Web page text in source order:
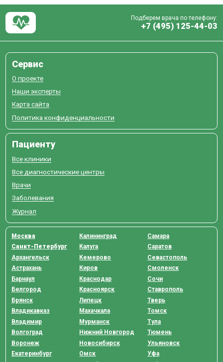
Подберем врача по телефону:
+7 (495) 125-44-03
Сервис
О проекте
Наши эксперты
Карта сайта
Политика конфиденциальности
Пациенту
Все клиники
Все диагностические центры
Врачи
Заболевания
Журнал
Москва
Санкт-Петербург
Архангельск
Астрахань
Барнаул
Белгород
Брянск
Владикавказ
Владимир
Волгоград
Воронеж
Екатеринбург
Калининград
Калуга
Кемерово
Киров
Краснодар
Красноярск
Липецк
Махачкала
Мурманск
Нижний Новгород
Новосибирск
Омск
Самара
Саратов
Севастополь
Смоленск
Сочи
Ставрополь
Тверь
Томск
Тула
Тюмень
Ульяновск
Уфа